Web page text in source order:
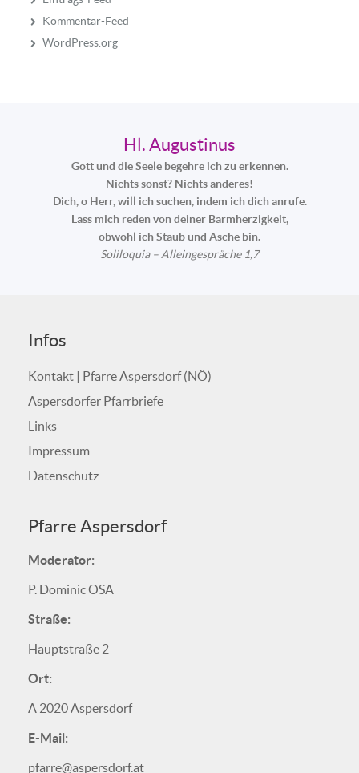
Kommentar-Feed
WordPress.org
Hl. Augustinus
Gott und die Seele begehre ich zu erkennen.
Nichts sonst? Nichts anderes!
Dich, o Herr, will ich suchen, indem ich dich anrufe.
Lass mich reden von deiner Barmherzigkeit,
obwohl ich Staub und Asche bin.
Soliloquia – Alleingespräche 1,7
Infos
Kontakt | Pfarre Aspersdorf (NÖ)
Aspersdorfer Pfarrbriefe
Links
Impressum
Datenschutz
Pfarre Aspersdorf
Moderator:
P. Dominic OSA
Straße:
Hauptstraße 2
Ort:
A 2020 Aspersdorf
E-Mail:
pfarre@aspersdorf.at